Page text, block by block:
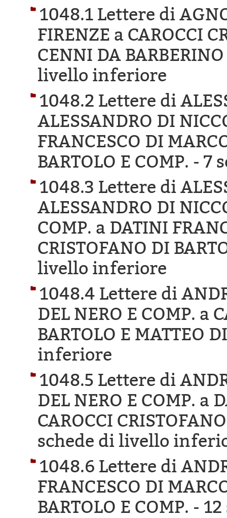
1048.1 Lettere di
FIRENZE a CAROCCI
CENNI DA
livello inferiore
1048.2 Lettere di
ALESSANDRO DI
FRANCESCO DI
BARTOLO E COMP. - 7
1048.3 Lettere di
ALESSANDRO DI
COMP. a DATINI
CRISTOFANO DI
livello inferiore
1048.4 Lettere di
DEL NERO E COMP. a
BARTOLO E MATTEO
inferiore
1048.5 Lettere di
DEL NERO E COMP. a
CAROCCI
schede di livello
1048.6 Lettere di
FRANCESCO DI
BARTOLO E COMP. -